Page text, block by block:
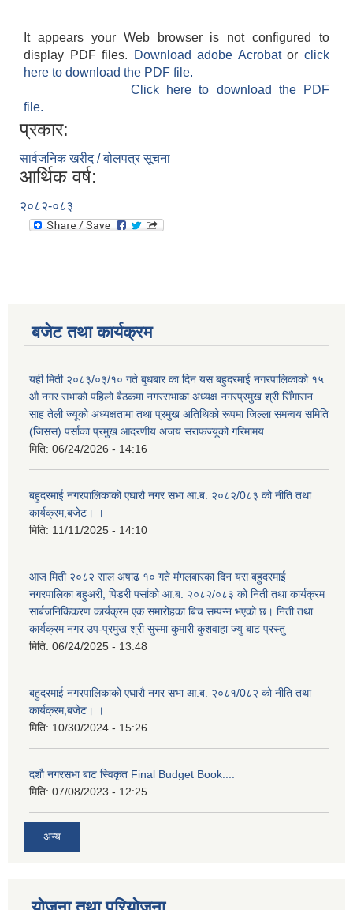
It appears your Web browser is not configured to
display PDF files.
Download adobe Acrobatorclick
here to download the PDF file.
Click here to download the PDF
file.
प्रकार:
सार्वजनिक खरीद / बोलपत्र सूचना
आर्थिक वर्ष:
२०८२-०८३
बजेट तथा कार्यक्रम
यही मिती २०८३/०३/१० गते बुधबार का दिन यस बहुदरमाई नगरपालिकाको १५
औ नगर सभाको पहिलो बैठकमा नगरसभाका अध्यक्ष नगरप्रमुख श्री सिँगासन
साह तेली ज्यूको अध्यक्षतामा तथा प्रमुख अतिथिको रूपमा जिल्ला समन्वय समिति
(जिसस) पर्साका प्रमुख आदरणीय अजय सराफज्यूको गरिमामय
मिति: 06/24/2026 - 14:16
बहुदरमाई नगरपालिकाको एघारौ नगर सभा आ.ब. २०८२/0८३ को नीति तथा
कार्यक्रम,बजेट। ।
मिति: 11/11/2025 - 14:10
आज मिती २०८२ साल अषाढ १० गते मंगलबारका दिन यस बहुदरमाई
नगरपालिका बहुअरी, पिडरी पर्साको आ.ब. २०८२/०८३ को निती तथा कार्यक्रम
सार्बजनिकिकरण कार्यक्रम एक समारोहका बिच सम्पन्न भएको छ। निती तथा
कार्यक्रम नगर उप-प्रमुख श्री सुस्मा कुमारी कुशवाहा ज्यु बाट प्रस्तु
मिति: 06/24/2025 - 13:48
बहुदरमाई नगरपालिकाको एघारौ नगर सभा आ.ब. २०८१/0८२ को नीति तथा
कार्यक्रम,बजेट। ।
मिति: 10/30/2024 - 15:26
दशौ नगरसभा बाट स्विकृत Final Budget Book....
मिति: 07/08/2023 - 12:25
अन्य